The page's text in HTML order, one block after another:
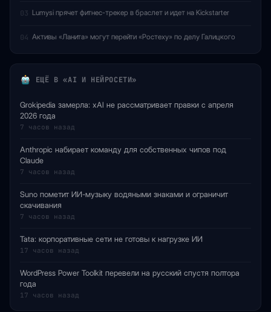
03 Lumysi прячет фитнес-трекер в браслет и идет на Kickstarter
04 Активы «Ланита» могут перейти «Ростеху» по делу Галицкого
ЕЩЁ В «AI И НЕЙРОСЕТИ»
Grokipedia замерла: xAI не рассматривает правки с апреля
2026 года
7 часов назад
Anthropic набирает команду для собственных чипов под
Claude
7 часов назад
Suno пометит ИИ-музыку водяными знаками и ограничит
скачивания
7 часов назад
Tata: корпоративные сети не готовы к нагрузке ИИ
17 часов назад
WordPress Power Toolkit перевели на русский спустя полтора
года
17 часов назад